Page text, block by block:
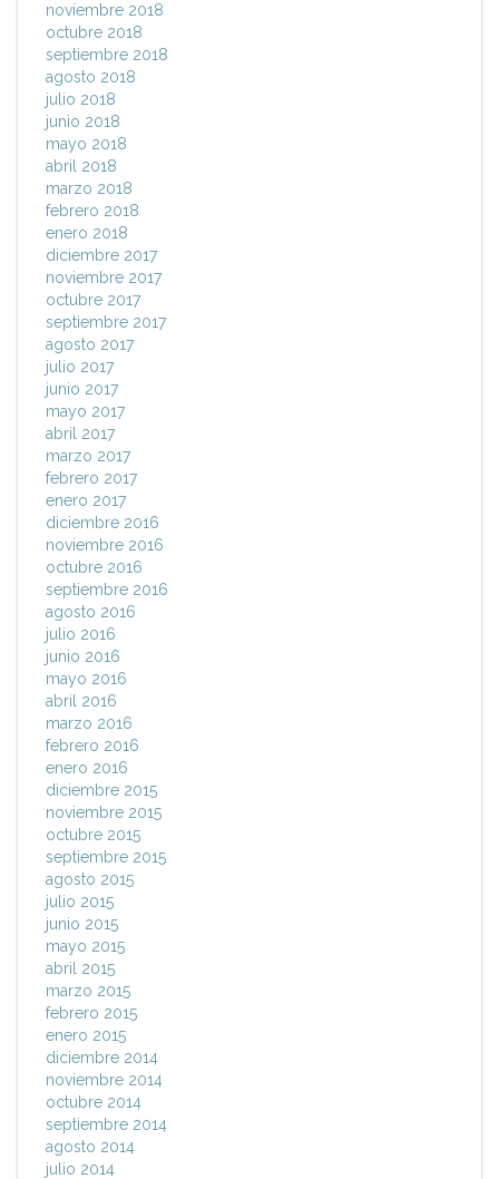
noviembre 2018
octubre 2018
septiembre 2018
agosto 2018
julio 2018
junio 2018
mayo 2018
abril 2018
marzo 2018
febrero 2018
enero 2018
diciembre 2017
noviembre 2017
octubre 2017
septiembre 2017
agosto 2017
julio 2017
junio 2017
mayo 2017
abril 2017
marzo 2017
febrero 2017
enero 2017
diciembre 2016
noviembre 2016
octubre 2016
septiembre 2016
agosto 2016
julio 2016
junio 2016
mayo 2016
abril 2016
marzo 2016
febrero 2016
enero 2016
diciembre 2015
noviembre 2015
octubre 2015
septiembre 2015
agosto 2015
julio 2015
junio 2015
mayo 2015
abril 2015
marzo 2015
febrero 2015
enero 2015
diciembre 2014
noviembre 2014
octubre 2014
septiembre 2014
agosto 2014
julio 2014